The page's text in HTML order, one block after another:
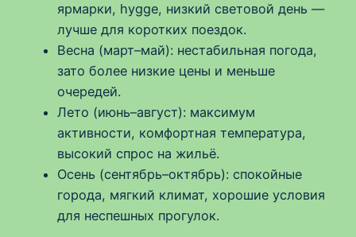
ярмарки, hygge, низкий световой день —
лучше для коротких поездок.
Весна (март–май): нестабильная погода,
зато более низкие цены и меньше
очередей.
Лето (июнь–август): максимум
активности, комфортная температура,
высокий спрос на жильё.
Осень (сентябрь–октябрь): спокойные
города, мягкий климат, хорошие условия
для неспешных прогулок.